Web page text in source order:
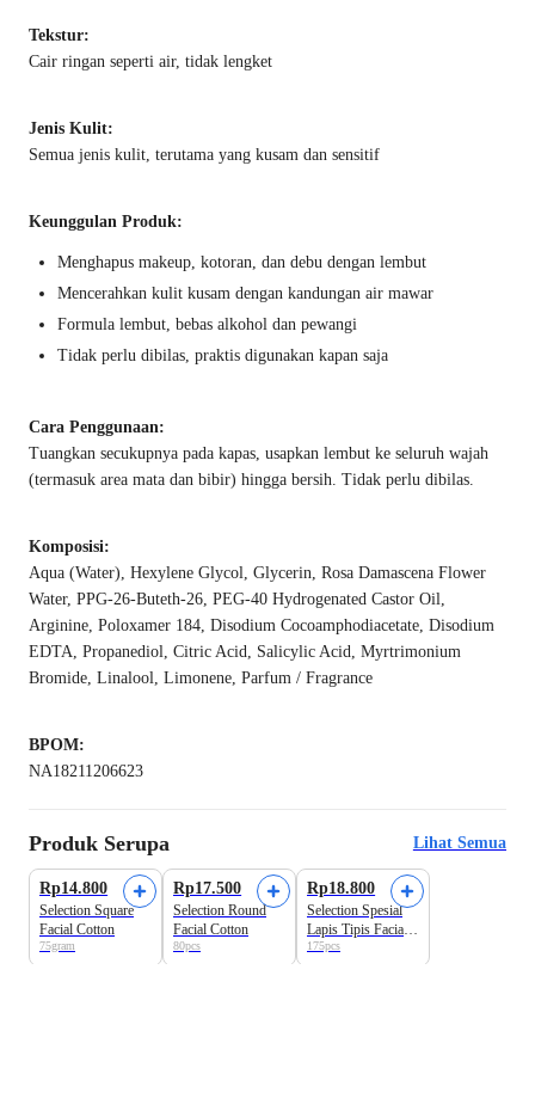
Tekstur:
Cair ringan seperti air, tidak lengket
Jenis Kulit:
Semua jenis kulit, terutama yang kusam dan sensitif
Keunggulan Produk:
Menghapus makeup, kotoran, dan debu dengan lembut
Mencerahkan kulit kusam dengan kandungan air mawar
Formula lembut, bebas alkohol dan pewangi
Tidak perlu dibilas, praktis digunakan kapan saja
Cara Penggunaan:
Tuangkan secukupnya pada kapas, usapkan lembut ke seluruh wajah
(termasuk area mata dan bibir) hingga bersih. Tidak perlu dibilas.
Komposisi:
Aqua (Water), Hexylene Glycol, Glycerin, Rosa Damascena Flower
Water, PPG‑26‑Buteth‑26, PEG‑40 Hydrogenated Castor Oil,
Arginine, Poloxamer 184, Disodium Cocoamphodiacetate, Disodium
EDTA, Propanediol, Citric Acid, Salicylic Acid, Myrtrimonium
Bromide, Linalool, Limonene, Parfum / Fragrance
BPOM:
NA18211206623
Produk Serupa Lihat Semua
Rp14.800
Selection Square
Facial Cotton
75gram
Rp17.500
Selection Round
Facial Cotton
80pcs
Rp18.800
Selection Spesial
Lapis Tipis Facial
Cotton
175pcs